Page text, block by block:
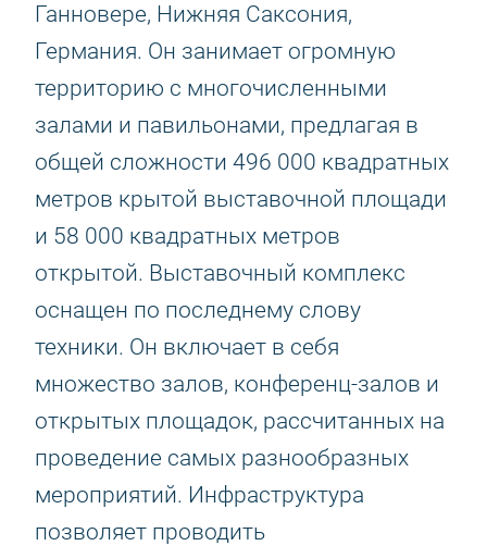
Ганновере, Нижняя Саксония,
Германия. Он занимает огромную
территорию с многочисленными
залами и павильонами, предлагая в
общей сложности 496 000 квадратных
метров крытой выставочной площади
и 58 000 квадратных метров
открытой. Выставочный комплекс
оснащен по последнему слову
техники. Он включает в себя
множество залов, конференц-залов и
открытых площадок, рассчитанных на
проведение самых разнообразных
мероприятий. Инфраструктура
позволяет проводить